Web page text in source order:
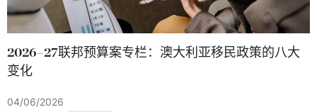
2026–27联邦预算案专栏：澳大利亚移民政策的八大
变化
04/06/2026